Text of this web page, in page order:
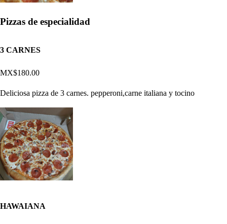
Pizzas de especialidad
3 CARNES
MX$180.00
Deliciosa pizza de 3 carnes. pepperoni,carne italiana y tocino
HAWAIANA